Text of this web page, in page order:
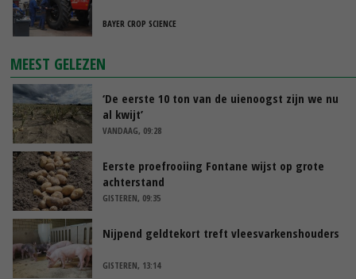
BAYER CROP SCIENCE
MEEST GELEZEN
‘De eerste 10 ton van de uienoogst zijn we nu
al kwijt’
VANDAAG, 09:28
Eerste proefrooiing Fontane wijst op grote
achterstand
GISTEREN, 09:35
Nijpend geldtekort treft vleesvarkenshouders
GISTEREN, 13:14